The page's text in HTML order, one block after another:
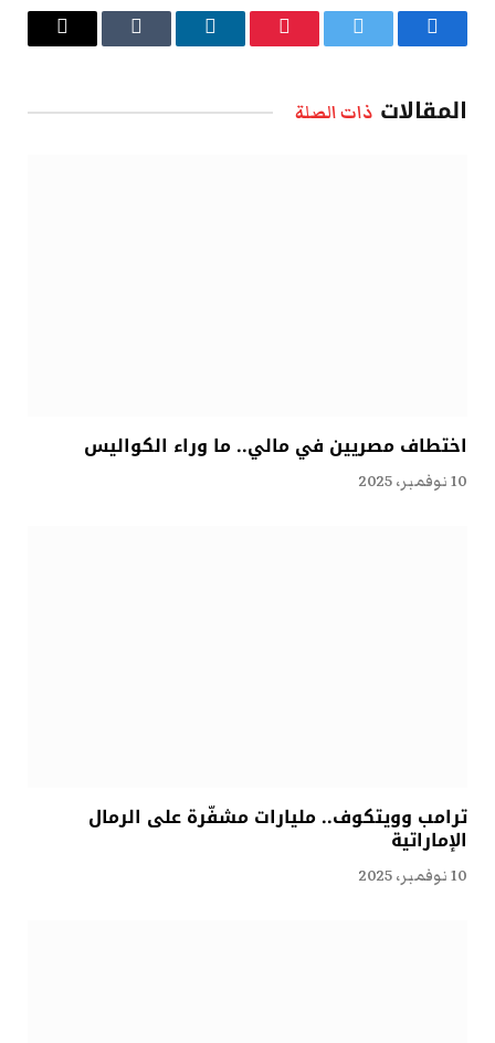
فيسبوك تويتر بينتيريستلينكدإن Tumblr
البريد
المقالات ذات الصلة
اختطاف مصريين في مالي.. ما وراء الكواليس
10 نوفمبر، 2025
ترامب وويتكوف.. مليارات مشفّرة على الرمال
الإماراتية
10 نوفمبر، 2025